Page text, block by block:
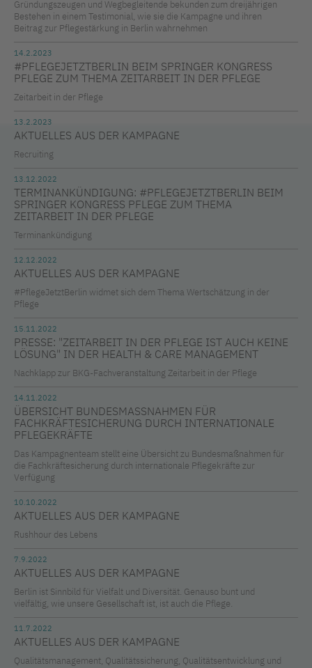
Gründungszeugen und Wegbegleitende bekunden zum dreijährigen
Bestehen in einem Testimonial, wie sie die Kampagne und ihren
Beitrag zur Pflegestärkung in Berlin wahrnehmen
14.2.2023
#PFLEGEJETZTBERLIN BEIM SPRINGER KONGRESS
PFLEGE ZUM THEMA ZEITARBEIT IN DER PFLEGE
Zeitarbeit in der Pflege
13.2.2023
AKTUELLES AUS DER KAMPAGNE
Recruiting
13.12.2022
TERMINANKÜNDIGUNG: #PFLEGEJETZTBERLIN BEIM
SPRINGER KONGRESS PFLEGE ZUM THEMA
ZEITARBEIT IN DER PFLEGE
Terminankündigung
12.12.2022
AKTUELLES AUS DER KAMPAGNE
#PflegeJetztBerlin widmet sich dem Thema Wertschätzung in der
Pflege
15.11.2022
PRESSE: "ZEITARBEIT IN DER PFLEGE IST AUCH KEINE
LÖSUNG" IN DER HEALTH & CARE MANAGEMENT
Nachklapp zur BKG-Fachveranstaltung Zeitarbeit in der Pflege
14.11.2022
ÜBERSICHT BUNDESMASSNAHMEN FÜR F
ACHKRÄFTESICHERUNG DURCH INTERNATIONALE P
FLEGEKRÄFTE
Das Kampagnenteam stellt eine Übersicht zu Bundesmaßnahmen für
die Fachkräftesicherung durch internationale Pflegekräfte zur
Verfügung
10.10.2022
AKTUELLES AUS DER KAMPAGNE
Rushhour des Lebens
7.9.2022
AKTUELLES AUS DER KAMPAGNE
Berlin ist Sinnbild für Vielfalt und Diversität. Genauso bunt und
vielfältig, wie unsere Gesellschaft ist, ist auch die Pflege.
11.7.2022
AKTUELLES AUS DER KAMPAGNE
Qualitätsmanagement, Qualitätssicherung, Qualitätsentwicklung und